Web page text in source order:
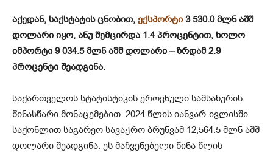
აქედან, საქსტატის ცნობით, ექსპორტი 3 530.0 მლნ აშშ
დოლარი იყო, ანუ შემცირდა 1.4 პროცენტით, ხოლო
იმპორტი 9 034.5 მლნ აშშ დოლარი – ზრდამ 2.9
პროცენტი შეადგინა.
საქართველოს სტატისტიკის ეროვნული სამსახურის
წინასწარი მონაცემებით, 2024 წლის იანვარ-ივლისში
საქონლით საგარეო სავაჭრო ბრუნვამ 12,564.5 მლნ აშშ
დოლარი შეადგინა. ეს მაჩვენებელი წინა წლის